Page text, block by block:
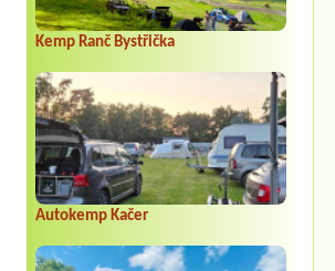
Kemp Ranč Bystřička
Autokemp Kačer